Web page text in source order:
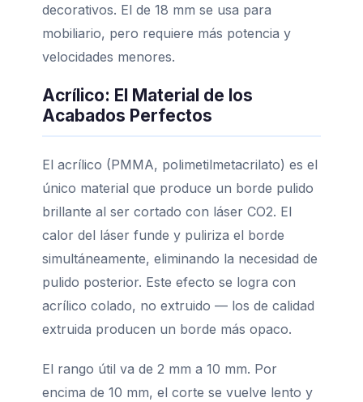
decorativos. El de 18 mm se usa para
mobiliario, pero requiere más potencia y
velocidades menores.
Acrílico: El Material de los
Acabados Perfectos
El acrílico (PMMA, polimetilmetacrilato) es el
único material que produce un borde pulido
brillante al ser cortado con láser CO2. El
calor del láser funde y puliriza el borde
simultáneamente, eliminando la necesidad de
pulido posterior. Este efecto se logra con
acrílico colado, no extruido — los de calidad
extruida producen un borde más opaco.
El rango útil va de 2 mm a 10 mm. Por
encima de 10 mm, el corte se vuelve lento y